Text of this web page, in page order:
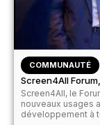
COMMUNAUTÉ
Screen4All
Screen4All, le
nouveaux usages
développement à